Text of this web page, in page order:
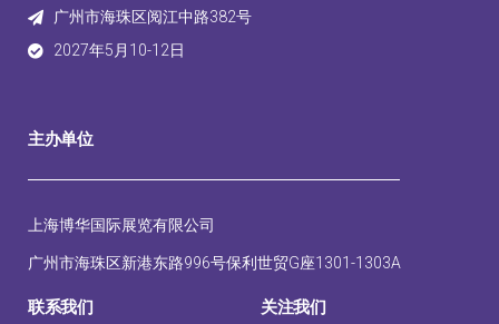
广州市海珠区阅江中路382号
2027年5月10-12日
主办单位
上海博华国际展览有限公司
广州市海珠区新港东路996号保利世贸G座1301-1303A
联系我们 关注我们